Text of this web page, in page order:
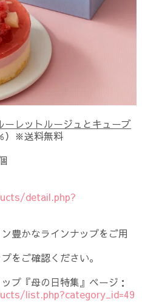
レットルージュとキューブ
）※送料無料
detail.php?
豊かなラインナップをご用
をご確認ください。
プ『母の日特集』ページ：
list.php?category_id=49